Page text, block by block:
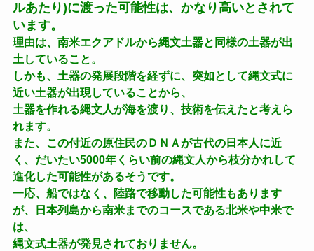
ルあたり)に渡った可能性は、かなり高いとされて
います。
理由は、南米エクアドルから縄文土器と同様の土器が出
土していること。
しかも、土器の発展段階を経ずに、突如として縄文式に
近い土器が出現していることから、
土器を作れる縄文人が海を渡り、技術を伝えたと考えら
れます。
また、この付近の原住民のＤＮＡが古代の日本人に近
く、だいたい5000年くらい前の縄文人から枝分かれして
進化した可能性があるそうです。
一応、船ではなく、陸路で移動した可能性もあります
が、日本列島から南米までのコースである北米や中米で
は、
縄文式土器が発見されておりません。